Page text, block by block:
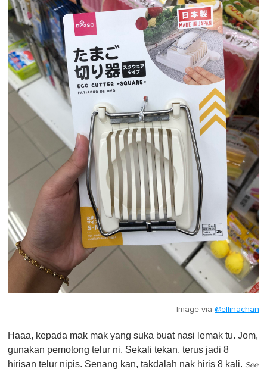
Image via @ellinachan
Haaa, kepada mak mak yang suka buat nasi lemak tu. Jom,
gunakan pemotong telur ni. Sekali tekan, terus jadi 8
hirisan telur nipis. Senang kan, takdalah nak hiris 8 kali. See